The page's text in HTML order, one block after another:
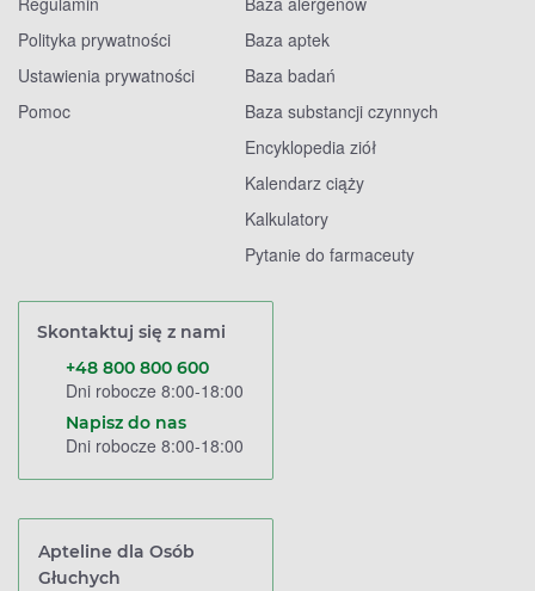
Polityka prywatności
Ustawienia prywatności
Pomoc
Baza aptek
Baza badań
Baza substancji czynnych
Encyklopedia ziół
Kalendarz ciąży
Kalkulatory
Pytanie do farmaceuty
Skontaktuj się z nami
+48 800 800 600
Dni robocze 8:00-18:00
Napisz do nas
Dni robocze 8:00-18:00
Apteline dla Osób
Głuchych